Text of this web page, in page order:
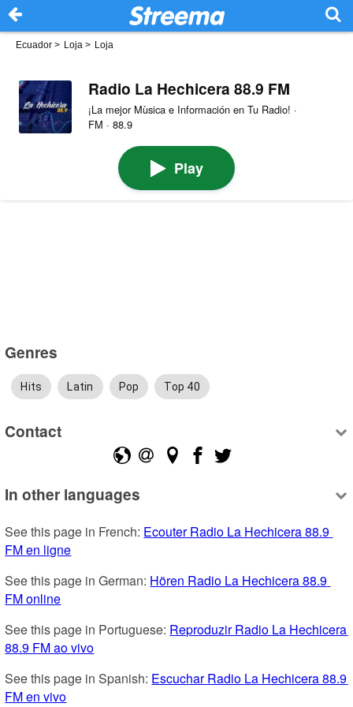
Ecuador > Loja > Loja
Radio La Hechicera 88.9 FM
¡La mejor Mùsica e Información en Tu Radio! ·
FM · 88.9
Play
Genres
Hits Latin Pop Top 40
Contact
In other languages
See this page in French: Ecouter Radio La Hechicera 88.9
FM en ligne
See this page in German: Hören Radio La Hechicera 88.9
FM online
See this page in Portuguese: Reproduzir Radio La Hechicera
88.9 FM ao vivo
See this page in Spanish: Escuchar Radio La Hechicera 88.9
FM en vivo